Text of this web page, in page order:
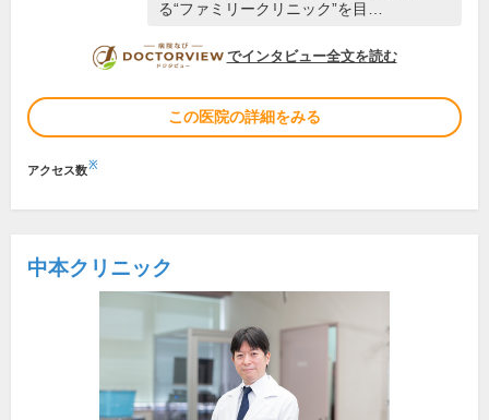
る“ファミリークリニック”を目…
DOCTORVIEW
でインタビュー全文を読む
この医院の詳細をみる
アクセス数※
中本クリニック